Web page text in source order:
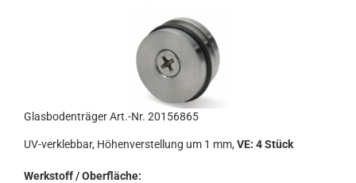
Glasbodenträger Art.-Nr. 20156865
UV-verklebbar, Höhenverstellung um 1 mm, VE: 4 Stück
Werkstoff / Oberfläche: